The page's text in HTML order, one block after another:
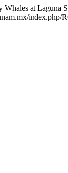
at
index.php/